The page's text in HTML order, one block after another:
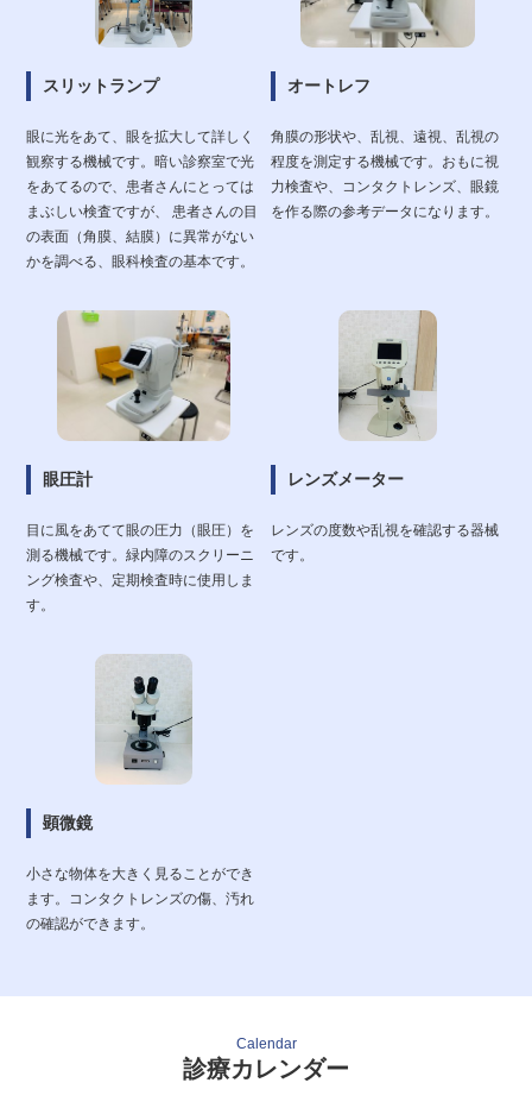
スリットランプ
眼に光をあて、眼を拡大して詳しく
観察する機械です。暗い診察室で光
をあてるので、患者さんにとっては
まぶしい検査ですが、 患者さんの目
の表面（角膜、結膜）に異常がない
かを調べる、眼科検査の基本です。
オートレフ
角膜の形状や、乱視、遠視、乱視の
程度を測定する機械です。おもに視
力検査や、コンタクトレンズ、眼鏡
を作る際の参考データになります。
眼圧計
目に風をあてて眼の圧力（眼圧）を
測る機械です。緑内障のスクリーニ
ング検査や、定期検査時に使用しま
す。
レンズメーター
レンズの度数や乱視を確認する器械
です。
顕微鏡
小さな物体を大きく見ることができ
ます。コンタクトレンズの傷、汚れ
の確認ができます。
Calendar
診療カレンダー